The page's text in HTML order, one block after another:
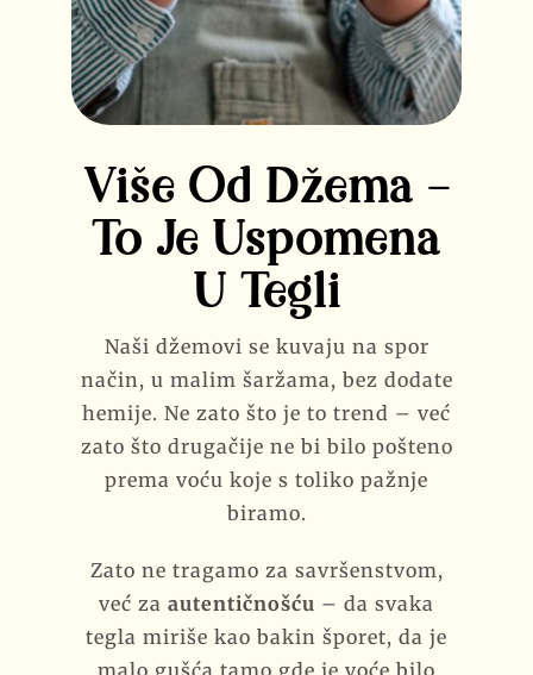
Više Od Džema –
To Je Uspomena
U Tegli
Naši džemovi se kuvaju na spor
način, u malim šaržama, bez dodate
hemije. Ne zato što je to trend – već
zato što drugačije ne bi bilo pošteno
prema voću koje s toliko pažnje
biramo.
Zato ne tragamo za savršenstvom,
već za autentičnošću – da svaka
tegla miriše kao bakin šporet, da je
malo gušća tamo gde je voće bilo